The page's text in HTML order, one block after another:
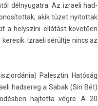
dél­nyugat­ra. Az iz­raeli had­
akik tüzet nyitot­tak
a helys­zíni ellátást követően
Iz­raeli sérültje nincs az
Palesztin Hatóság
had­sereg a Sabak (Sin Bét)
haj­totta végre. A 20